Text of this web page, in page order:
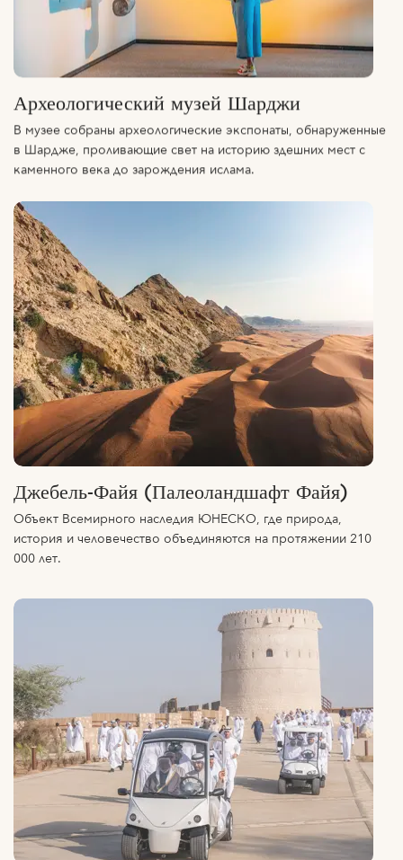
Археологический музей Шарджи
В музее собраны археологические экспонаты, обнаруженные
в Шардже, проливающие свет на историю здешних мест с
каменного века до зарождения ислама.
Объект Всемирного наследия ЮНЕСКО, где природа,
история и человечество объединяются на протяжении 210
000 лет.